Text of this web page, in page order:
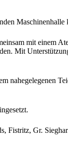
mit einem
Mit
nahegelegenen
Fistritz, Gr.